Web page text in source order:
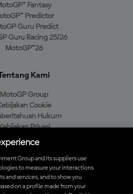
Fantasy
Predictor
Guru Predict
Guru Racing 25/26
MotoGP™26
Kami
MotoGP Group
Cookie
Hukum
Privasi
Pembelian
Resmi MotoGP™
Group and its suppliers use
to measure your interactions
and services, and to show you
on a profile made from your